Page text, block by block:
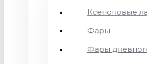
Ксеноновые
Фары
Фары